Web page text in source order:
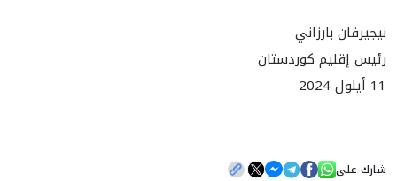
نيجيرفان بارزاني
رئيس إقليم كوردستان
11 أيلول 2024
شارك على